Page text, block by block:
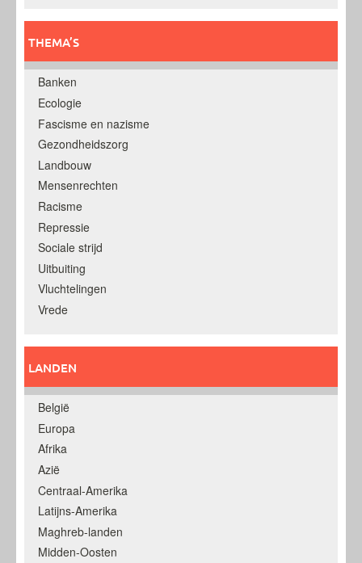
THEMA’S
Banken
Ecologie
Fascisme en nazisme
Gezondheidszorg
Landbouw
Mensenrechten
Racisme
Repressie
Sociale strijd
Uitbuiting
Vluchtelingen
Vrede
LANDEN
België
Europa
Afrika
Azië
Centraal-Amerika
Latijns-Amerika
Maghreb-landen
Midden-Oosten